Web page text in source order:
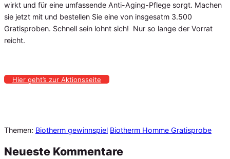
wirkt und für eine umfassende Anti-Aging-Pflege sorgt. Machen
sie jetzt mit und bestellen Sie eine von insgesatm 3.500
Gratisproben. Schnell sein lohnt sich! Nur so lange der Vorrat
reicht.
Hier geht’s zur Aktionsseite
Themen: Biotherm gewinnspiel Biotherm Homme Gratisprobe
Neueste Kommentare